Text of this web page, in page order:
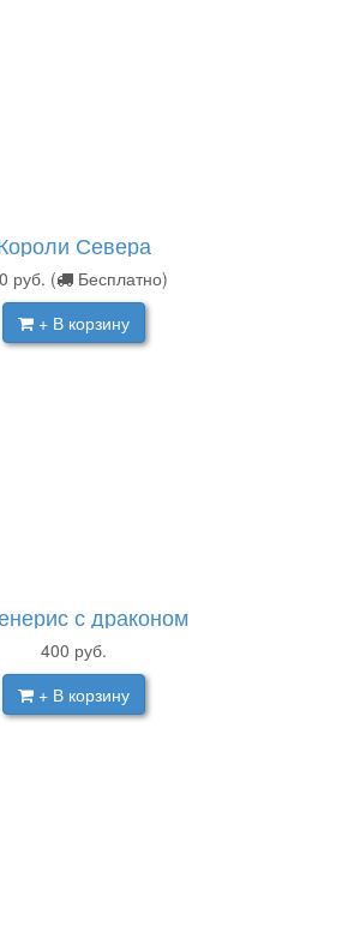
Севера
руб. (
Бесплатно)
+ В корзину
с драконом
400 руб.
+ В корзину